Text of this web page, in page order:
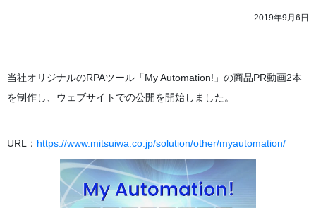
2019年9月6日
当社オリジナルのRPAツール「My Automation!」の商品PR動画2本
を制作し、ウェブサイトでの公開を開始しました。
URL： https://www.mitsuiwa.co.jp/solution/other/myautomation/